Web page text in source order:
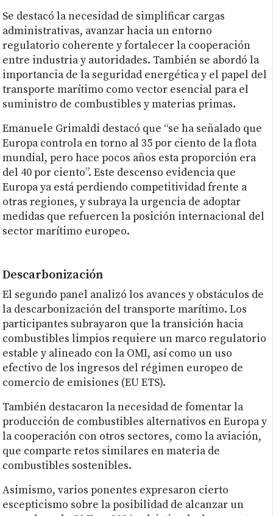
Se destacó la necesidad de simplificar cargas
administrativas, avanzar hacia un entorno
regulatorio coherente y fortalecer la cooperación
entre industria y autoridades. También se abordó la
importancia de la seguridad energética y el papel del
transporte marítimo como vector esencial para el
suministro de combustibles y materias primas.
Emanuele Grimaldi destacó que “se ha señalado que
Europa controla en torno al 35 por ciento de la flota
mundial, pero hace pocos años esta proporción era
del 40 por ciento”. Este descenso evidencia que
Europa ya está perdiendo competitividad frente a
otras regiones, y subraya la urgencia de adoptar
medidas que refuercen la posición internacional del
sector marítimo europeo.
Descarbonización
El segundo panel analizó los avances y obstáculos de
la descarbonización del transporte marítimo. Los
participantes subrayaron que la transición hacia
combustibles limpios requiere un marco regulatorio
estable y alineado con la OMI, así como un uso
efectivo de los ingresos del régimen europeo de
comercio de emisiones (EU ETS).
También destacaron la necesidad de fomentar la
producción de combustibles alternativos en Europa y
la cooperación con otros sectores, como la aviación,
que comparte retos similares en materia de
combustibles sostenibles.
Asimismo, varios ponentes expresaron cierto
escepticismo sobre la posibilidad de alcanzar un